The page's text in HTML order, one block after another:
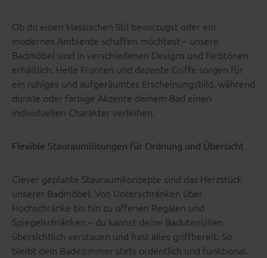
Ob du einen klassischen Stil bevorzugst oder ein
modernes Ambiente schaffen möchtest – unsere
Badmöbel sind in verschiedenen Designs und Farbtönen
erhältlich. Helle Fronten und dezente Griffe sorgen für
ein ruhiges und aufgeräumtes Erscheinungsbild, während
dunkle oder farbige Akzente deinem Bad einen
individuellen Charakter verleihen.
Flexible Stauraumlösungen für Ordnung und Übersicht
Clever geplante Stauraumkonzepte sind das Herzstück
unserer Badmöbel. Von Unterschränken über
Hochschränke bis hin zu offenen Regalen und
Spiegelschränken – du kannst deine Badutensilien
übersichtlich verstauen und hast alles griffbereit. So
bleibt dein Badezimmer stets ordentlich und funktional.